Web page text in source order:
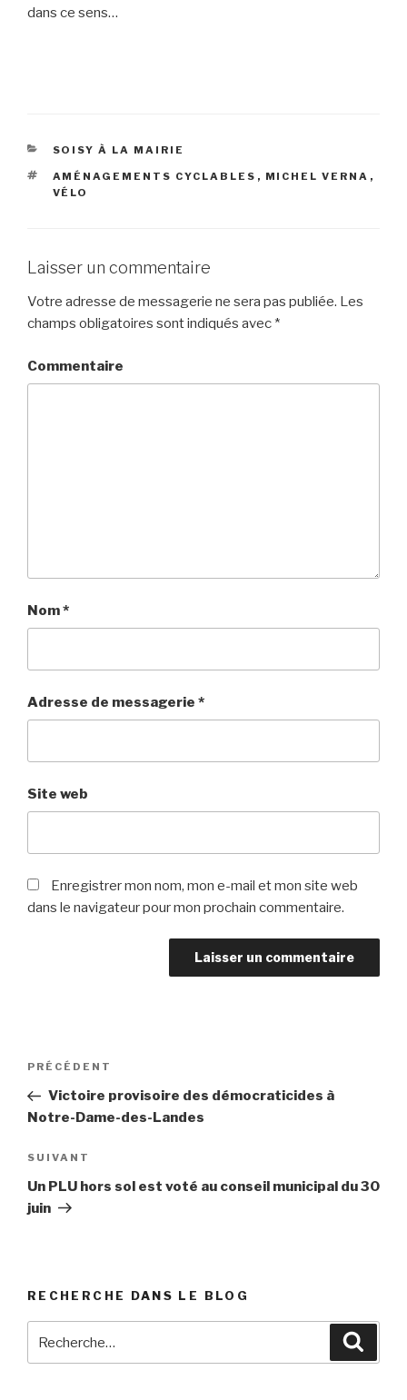
dans ce sens…
CATÉGORIES
SOISY À LA MAIRIE
ÉTIQUETTES
AMÉNAGEMENTS CYCLABLES , MICHEL VERNA ,
VÉLO
Laisser un commentaire
Votre adresse de messagerie ne sera pas publiée. Les
champs obligatoires sont indiqués avec *
Commentaire
Nom*
Adresse de messagerie *
Site web
Enregistrer mon nom, mon e-mail et mon site web
dans le navigateur pour mon prochain commentaire.
Navigation
l’article
Article
précédent
PRÉCÉDENT
Victoire provisoire des démocraticides à
Notre-Dame-des-Landes
Article
suivant
SUIVANT
Un PLU hors sol est voté au conseil municipal du 30
juin
RECHERCHE DANS LE BLOG